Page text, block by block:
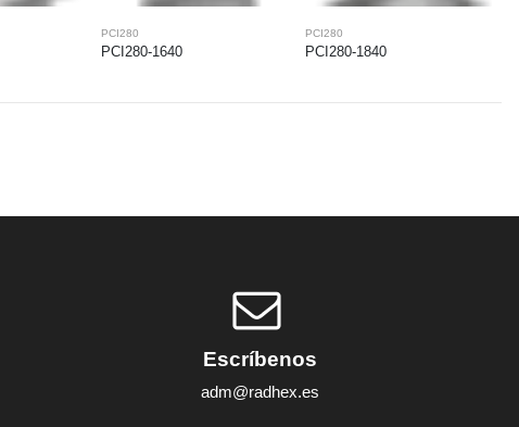
PCI280
PCI280-1640
PCI280
PCI280-1840
Escríbenos
adm@radhex.es